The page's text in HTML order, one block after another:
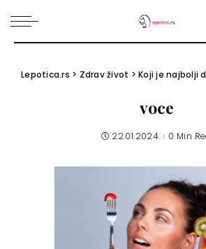
Lepotica.rs > Zdrav život >Koji je najbolji deo dana za
voce
22.01.2024. 0 Min